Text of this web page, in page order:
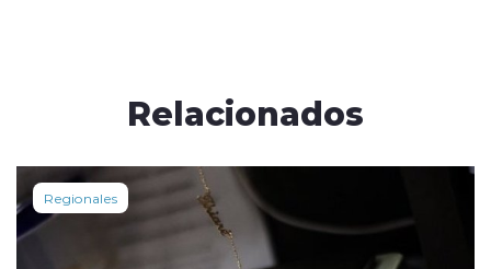
Relacionados
Regionales